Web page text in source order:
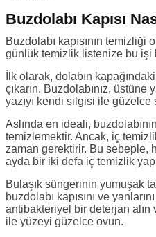
Buzdolabı Kapısı
Buzdolabı kapısının temizliği
günlük temizlik listenize bu
İlk olarak, dolabın
çıkarın. Buzdolabınız, üstüne
yazıyı kendi silgisi ile güzelce
Aslında en ideali,
temizlemektir. Ancak, iç
zaman gerektirir. Bu sebeple,
ayda bir iki defa iç temizlik
Bulaşık süngerinin yumuşak
buzdolabı kapısını ve
antibakteriyel bir deterjan
ile yüzeyi güzelce ovun.